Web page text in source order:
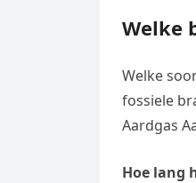
Welke
Welke
fossiele
Aardgas
Hoe lang